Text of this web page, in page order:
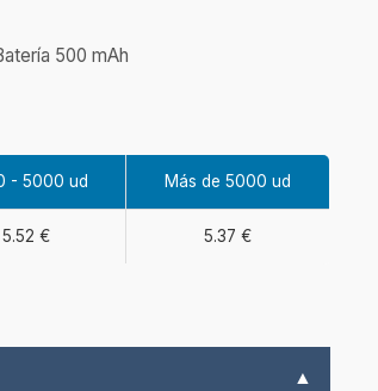
500 mAh
- 5000 ud Más de 5000 ud
5.52 € 5.37 €
▲